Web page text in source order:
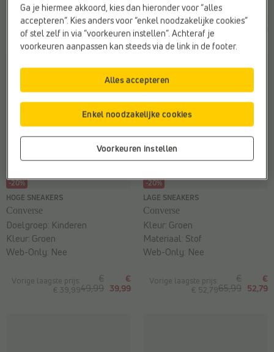
Vorige laagste prijs:
€ 44,79
€
55,99
€
44,79
Vorige laagste prijs:
€ 27,49
€
-20%
HOGE SNEAKERS
Converse
Vorige laagste prijs:
€ 39,99
€
49,99
€
39,99
Doelgroep: Kinderen
Kleur: Groen
Web-Only: Nee
-20%
LAGE SNEAKERS
Converse
Vorige laagste prijs:
€ 52,79
€
65,99
€
52,79
Kleur: Groen
Materiaal: Stof
Web-Only: Nee
Ga je hiermee akkoord, kies dan hieronder voor “alles
accepteren”. Kies anders voor “enkel noodzakelijke cookies”
of stel zelf in via “voorkeuren instellen”. Achteraf je
voorkeuren aanpassen kan steeds via de link in de footer.
Voorkeuren instellen
Enkel noodzakelijke cookies
Alles accepteren